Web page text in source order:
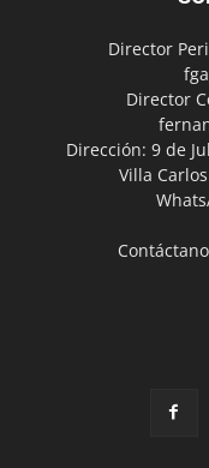
Director
Director
Dirección: 9 de
Villa